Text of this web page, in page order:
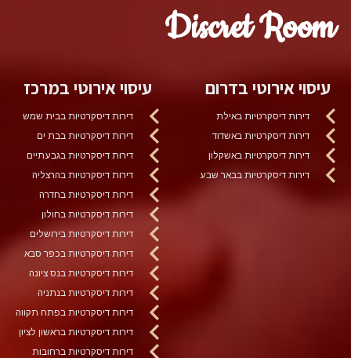
Discret Room
עיסוי אירוטי בדרום
דירות דיסקרטיות באילת
דירות דיסקרטיות באשדוד
דירות דיסקרטיות באשקלון
דירות דיסקרטיות בבאר שבע
עיסוי אירוטי במרכז
דירות דיסקרטיות בבית שמש
דירות דיסקרטיות בבת ים
דירות דיסקרטיות בגבעתיים
דירות דיסקרטיות בהרצליה
דירות דיסקרטיות בחדרה
דירות דיסקרטיות בחולון
דירות דיסקרטיות בירושלים
דירות דיסקרטיות בכפר סבא
דירות דיסקרטיות בנס ציונה
דירות דיסקרטיות בנתניה
דירות דיסקרטיות בפתח תקווה
דירות דיסקרטיות בראשון לציון
דירות דיסקרטיות ברחובות